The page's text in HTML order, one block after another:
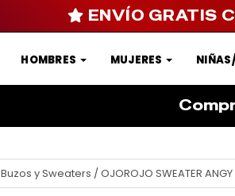
HOMBRES MUJERES
ENVÍO GRATIS
Buzos y Sweaters / OJOROJO SWEATER